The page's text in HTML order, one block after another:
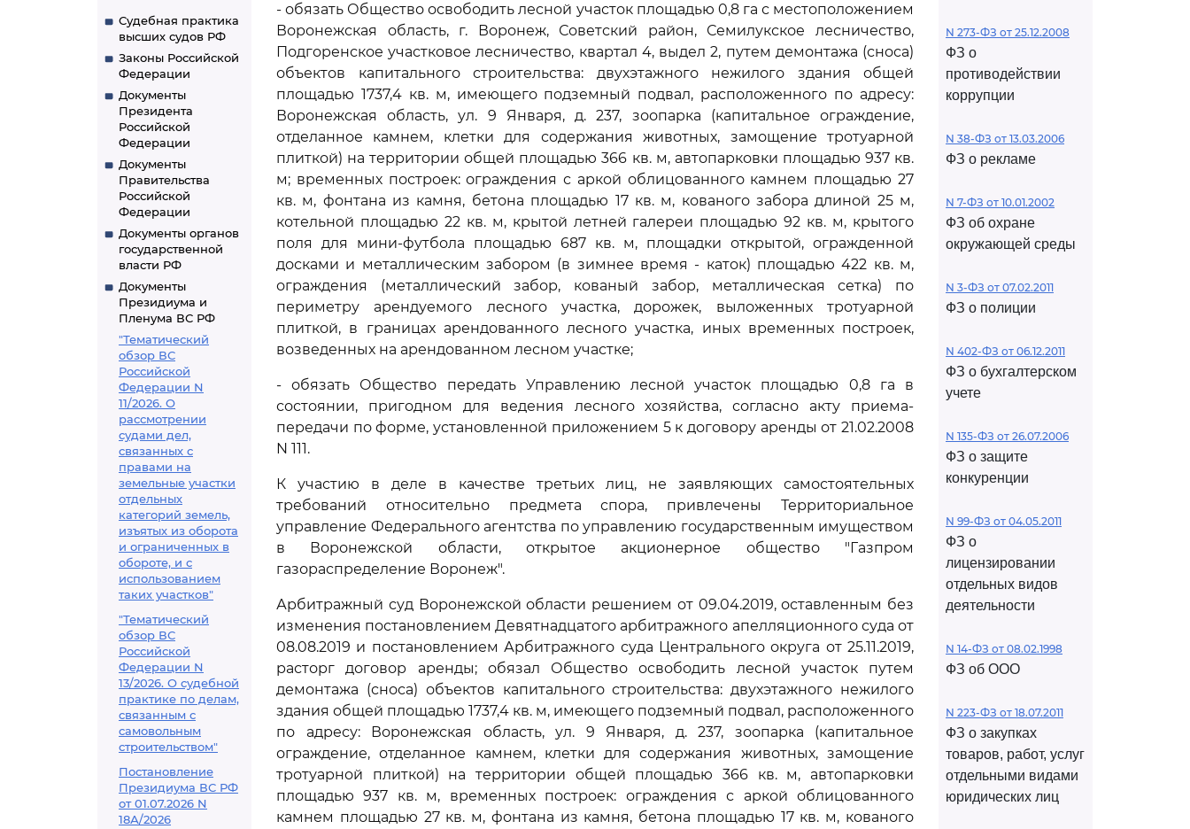
Судебная практика
высших судов РФ
Законы Российской
Федерации
Документы
Президента
Российской
Федерации
Документы
Правительства
Российской
Федерации
Документы органов
государственной
власти РФ
Документы
Президиума и
Пленума ВС РФ
"Тематический
обзор ВС
Российской
Федерации N
11/2026. О
рассмотрении
судами дел,
связанных с
правами на
земельные участки
отдельных
категорий земель,
изъятых из оборота
и ограниченных в
обороте, и с
использованием
таких участков"
"Тематический
обзор ВС
Российской
Федерации N
13/2026. О судебной
практике по делам,
связанным с
самовольным
строительством"
Постановление
Президиума ВС РФ
от 01.07.2026 N
18А/2026
- обязать Общество освободить лесной участок площадью 0,8 га с местоположением
Воронежская область, г. Воронеж, Советский район, Семилукское лесничество,
Подгоренское участковое лесничество, квартал 4, выдел 2, путем демонтажа (сноса)
объектов капитального строительства: двухэтажного нежилого здания общей
площадью 1737,4 кв. м, имеющего подземный подвал, расположенного по адресу:
Воронежская область, ул. 9 Января, д. 237, зоопарка (капитальное ограждение,
отделанное камнем, клетки для содержания животных, замощение тротуарной
плиткой) на территории общей площадью 366 кв. м, автопарковки площадью 937 кв.
м; временных построек: ограждения с аркой облицованного камнем площадью 27
кв. м, фонтана из камня, бетона площадью 17 кв. м, кованого забора длиной 25 м,
котельной площадью 22 кв. м, крытой летней галереи площадью 92 кв. м, крытого
поля для мини-футбола площадью 687 кв. м, площадки открытой, огражденной
досками и металлическим забором (в зимнее время - каток) площадью 422 кв. м,
ограждения (металлический забор, кованый забор, металлическая сетка) по
периметру арендуемого лесного участка, дорожек, выложенных тротуарной
плиткой, в границах арендованного лесного участка, иных временных построек,
возведенных на арендованном лесном участке;
- обязать Общество передать Управлению лесной участок площадью 0,8 га в
состоянии, пригодном для ведения лесного хозяйства, согласно акту приема-
передачи по форме, установленной приложением 5 к договору аренды от 21.02.2008
N 111.
К участию в деле в качестве третьих лиц, не заявляющих самостоятельных
требований относительно предмета спора, привлечены Территориальное
управление Федерального агентства по управлению государственным имуществом
в Воронежской области, открытое акционерное общество "Газпром
газораспределение Воронеж".
Арбитражный суд Воронежской области решением от 09.04.2019, оставленным без
изменения постановлением Девятнадцатого арбитражного апелляционного суда от
08.08.2019 и постановлением Арбитражного суда Центрального округа от 25.11.2019,
расторг договор аренды; обязал Общество освободить лесной участок путем
демонтажа (сноса) объектов капитального строительства: двухэтажного нежилого
здания общей площадью 1737,4 кв. м, имеющего подземный подвал, расположенного
по адресу: Воронежская область, ул. 9 Января, д. 237, зоопарка (капитальное
ограждение, отделанное камнем, клетки для содержания животных, замощение
тротуарной плиткой) на территории общей площадью 366 кв. м, автопарковки
площадью 937 кв. м, временных построек: ограждения с аркой облицованного
камнем площадью 27 кв. м, фонтана из камня, бетона площадью 17 кв. м, кованого
N 273-ФЗ от 25.12.2008
ФЗ о
противодействии
коррупции
N 38-ФЗ от 13.03.2006
ФЗ о рекламе
N 7-ФЗ от 10.01.2002
ФЗ об охране
окружающей среды
N 3-ФЗ от 07.02.2011
ФЗ о полиции
N 402-ФЗ от 06.12.2011
ФЗ о бухгалтерском
учете
N 135-ФЗ от 26.07.2006
ФЗ о защите
конкуренции
N 99-ФЗ от 04.05.2011
ФЗ о
лицензировании
отдельных видов
деятельности
N 14-ФЗ от 08.02.1998
ФЗ об ООО
N 223-ФЗ от 18.07.2011
ФЗ о закупках
товаров, работ, услуг
отдельными видами
юридических лиц